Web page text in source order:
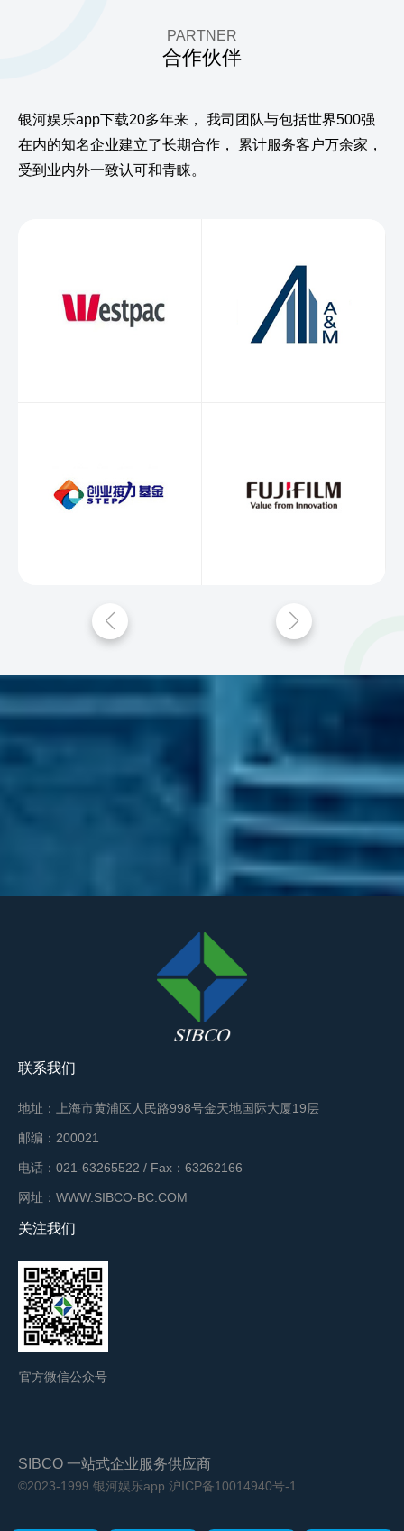
PARTNER
合作伙伴
银河娱乐app下载20多年来，
我司团队与包括世界500强
在内的知名企业建立了长期合作，
累计服务客户万余家，
受到业内外一致认可和青睐。
联系我们
地址：上海市黄浦区人民路998号金天地国际大厦19层
邮编：200021
电话：021-63265522 / Fax：63262166
网址：WWW.SIBCO-BC.COM
关注我们
官方微信公众号
SIBCO 一站式企业服务供应商
©2023-1999 银河娱乐app 沪ICP备10014940号-1